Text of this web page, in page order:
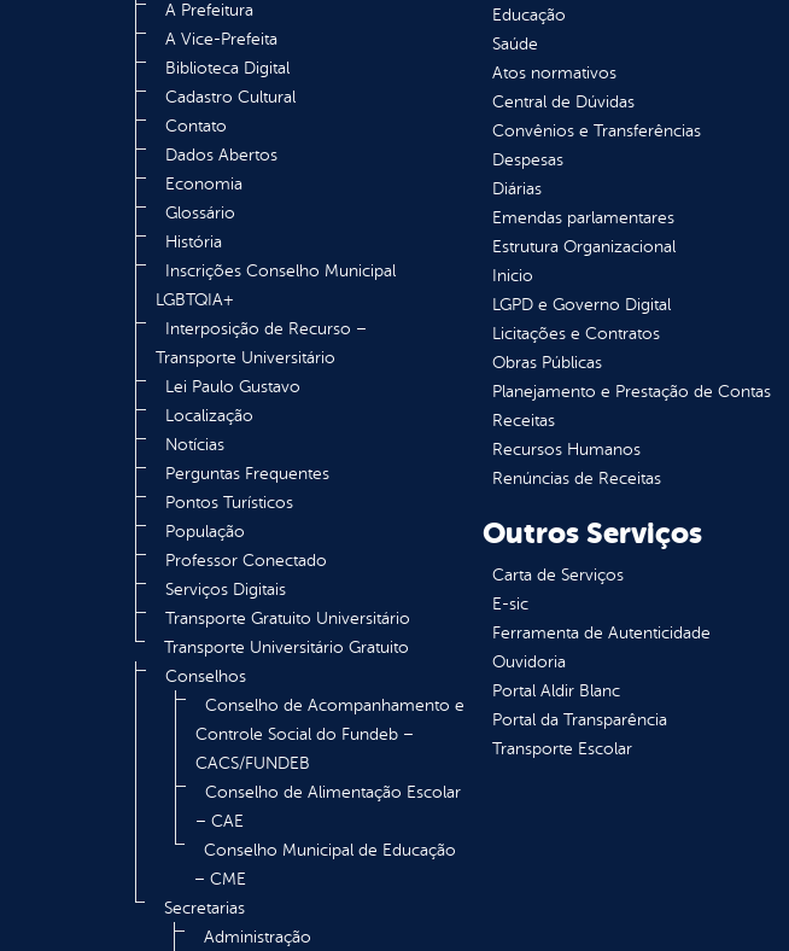
A Prefeitura
A Vice-Prefeita
Biblioteca Digital
Cadastro Cultural
Contato
Dados Abertos
Economia
Glossário
História
Inscrições Conselho Municipal
LGBTQIA+
Interposição de Recurso –
Transporte Universitário
Lei Paulo Gustavo
Localização
Notícias
Perguntas Frequentes
Pontos Turísticos
População
Professor Conectado
Serviços Digitais
Transporte Gratuito Universitário
Transporte Universitário Gratuito
Conselhos
Conselho de Acompanhamento e
Controle Social do Fundeb –
CACS/FUNDEB
Conselho de Alimentação Escolar
– CAE
Conselho Municipal de Educação
– CME
Secretarias
Administração
Educação
Saúde
Atos normativos
Central de Dúvidas
Convênios e Transferências
Despesas
Diárias
Emendas parlamentares
Estrutura Organizacional
Inicio
LGPD e Governo Digital
Licitações e Contratos
Obras Públicas
Planejamento e Prestação de Contas
Receitas
Recursos Humanos
Renúncias de Receitas
Outros Serviços
Carta de Serviços
E-sic
Ferramenta de Autenticidade
Ouvidoria
Portal Aldir Blanc
Portal da Transparência
Transporte Escolar